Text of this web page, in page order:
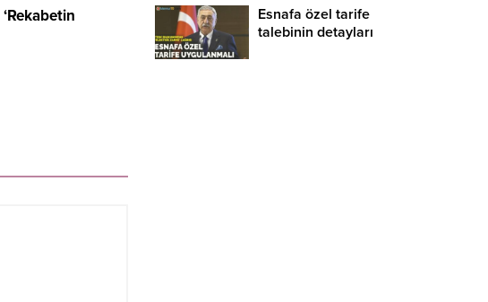
‘Rekabetin
Esnafa özel tarife
talebinin detayları